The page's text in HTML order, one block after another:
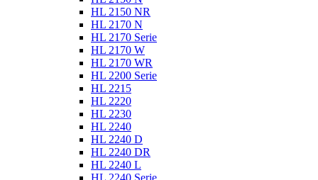
HL 2150 NR
HL 2170 N
HL 2170 Serie
HL 2170 W
HL 2170 WR
HL 2200 Serie
HL 2215
HL 2220
HL 2230
HL 2240
HL 2240 D
HL 2240 DR
HL 2240 L
HL 2240 Serie